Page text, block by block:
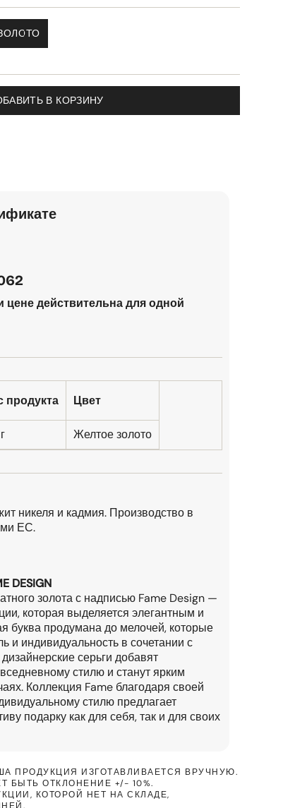
В КОРЗИНУ
действительна для одной
продукта Цвет
Желтое золото
никеля и кадмия. Производство в
ЕС.
DESIGN
золота с надписью Fame Design —
которая выделяется элегантным и
буква продумана до мелочей, которые
и индивидуальность в сочетании с
серьги добавят
стилю и станут ярким
Коллекция Fame благодаря своей
стилю предлагает
подарку как для себя, так и для своих
ПРОДУКЦИЯ ИЗГОТАВЛИВАЕТСЯ ВРУЧНУЮ.
ОТКЛОНЕНИЕ +/- 10%.
КОТОРОЙ НЕТ НА СКЛАДЕ,